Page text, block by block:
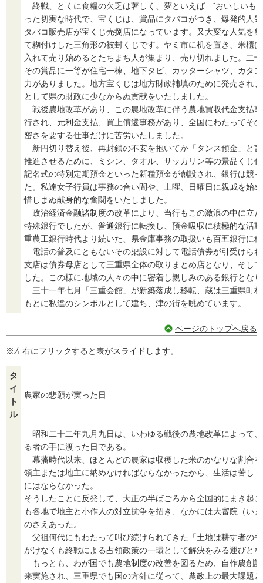
終戦、とくに食糧の欠乏は著しく、夢といえば ゛おいしいも
った切実な時代で、宝くじは、賞品にタバコがつき、爆発的人
タバコ販売店が宝くじ売捌店になっています。又大変な人気を
て糊付けした三角形の被封くじです。ヤミ市に机を置き、米櫃(
入れて売り始めるとたちまち人が集まり、売り切れました。二
その賞品に一等が住宅一棟、地下タビ、カッターシャツ、カタ
力がありました。地方宝くじは地方財政補填のために発売され
として県の財政に少なからぬ貢献をいたしました。
戦後農地改革があり、この農地改革に伴う農地買収代金支払
行され、元利金支払、買上償還事務があり、全国にわたってそ
密さを要する仕事だけに苦労いたしました。
新円切り替え後、再封鎖の不安を抱いてか「タンス預金」と
推進させるために、ミシン、タオル、サッカリン等の景品くじ
記名式の特別定期預金といった新種預金が創設され、銀行は競
た。私達女子行員は事務の合い間や、土曜、日曜日に親戚を始
惜しまぬ献身的な奮闘をいたしました。
政治経済金融諸制度の改革により、当行もこの激浪の中に立
特殊銀行でしたが、普通銀行に転換し、預金吸収に積極的な活
重農工銀行時代より続いた、県金庫事務の取扱いも百五銀行に
電話の普及にともないその架設に対して電話債券が引受けら
支店は債券母店として三重県全体の取りまとめ店となり、そし
した。この様に地域の人々の中に密着し親しみのある銀行とな
三十一年七月「三重会館」が新築落成し移転、蔵は三重県町
もとに私達のシンボルとして建ち、津の街を眺めています。
ページのトップへ戻る
※左右にフリックすると表がスライドします。
タ
イ
ト
ル
農家の悲願が実った日
昭和二十二年九月九日は、いわゆる戦後の農地改革によって
る者の手に渡った日である。
幕藩時代以来、ほとんどの農家は収穫した米のかなりな割合
領主または地主に納めなければならなかったから、生活は苦し
にはならなかった。
そうしたことに反発して、大正の半ばごろから全国的にまき起
も各地で地主と小作人の対立抗争を招き、なかには大審院（い
のさえあった。
父祖何代にもわたって叫び続けられてきた「土地は耕す者の
がけなくも終戦による占領政策の一環として解決をみる運びと
もっとも、わが国でも農地制度の改善を図るため、自作農創
来実施され、三重県でも国の方針に従って、農政上の最大課題